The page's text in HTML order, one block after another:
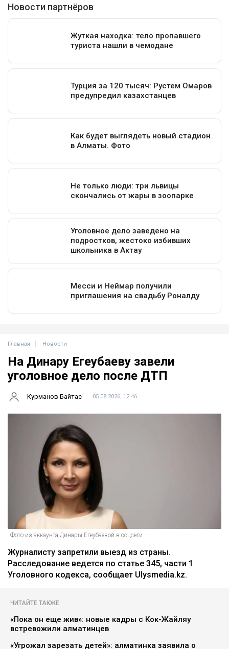
Главная Новости
На Динару Егеубаеву завели
уголовное дело после ДТП
Курманов Байтас 05.08.2026, 12:46
Фото из аккаунта Динары Егеубаевой в соцсети
Журналисту запретили выезд из страны.
Расследование ведется по статье 345, части 1
Уголовного кодекса, сообщает Ulysmedia.kz.
ЧИТАЙТЕ ТАКЖЕ
«Пока он еще жив»: новые кадры с Кок-Жайляу
встревожили алматинцев
«Угрожал зарезать детей»: алматинка заявила о